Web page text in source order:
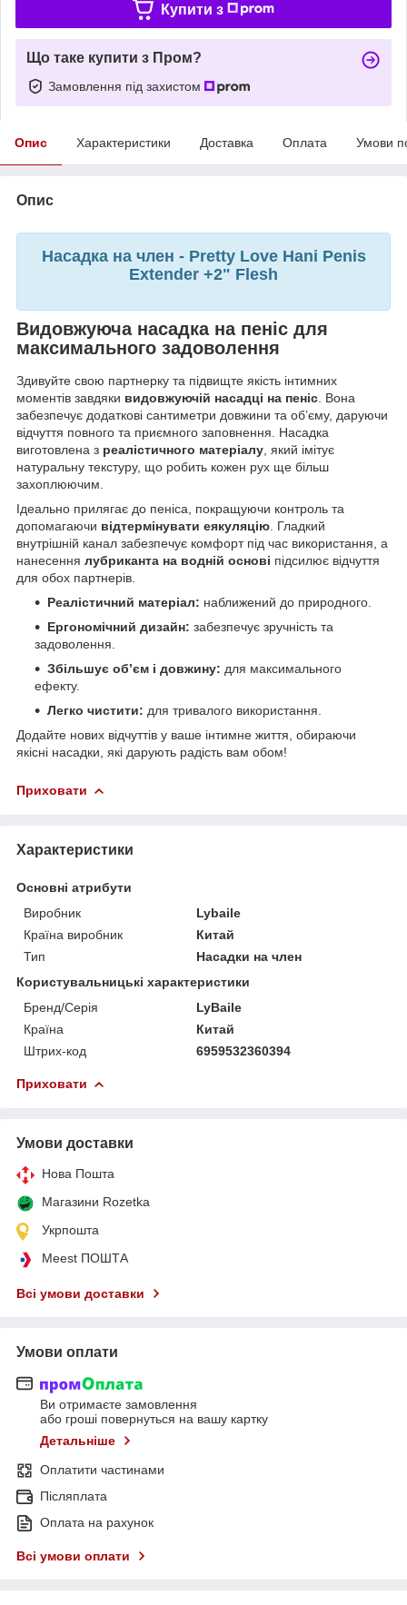
Купити з
Що таке купити з Пром?
Замовлення під захистом
Опис Характеристики Доставка Оплата Умови
Опис
Насадка на член - Pretty Love Hani Penis
Extender +2" Flesh
Видовжуюча насадка на пеніс для
максимального задоволення
Здивуйте свою партнерку та підвищте якість інтимних
моментів завдяки видовжуючій насадці на пеніс . Вона
забезпечує додаткові сантиметри довжини та об’єму, даруючи
відчуття повного та приємного заповнення. Насадка
виготовлена з реалістичного матеріалу , який імітує
натуральну текстуру, що робить кожен рух ще більш
захоплюючим.
Ідеально прилягає до пеніса, покращуючи контроль та
допомагаючи відтермінувати еякуляцію . Гладкий
внутрішній канал забезпечує комфорт під час використання, а
нанесення лубриканта на водній основі підсилює відчуття
для обох партнерів.
Реалістичний матеріал: наближений до природного.
Ергономічний дизайн: забезпечує зручність та
задоволення.
Збільшує об’єм і довжину: для максимального
ефекту.
Легко чистити: для тривалого використання.
Додайте нових відчуттів у ваше інтимне життя, обираючи
якісні насадки, які дарують радість вам обом!
Приховати
Характеристики
Основні атрибути
Виробник
Lybaile
Країна виробник
Китай
Тип
Насадки на член
Користувальницькі характеристики
Бренд/Серія
LyBaile
Країна
Китай
Штрих-код
6959532360394
Приховати
Умови доставки
Нова Пошта
Магазини Rozetka
Укрпошта
Meest ПОШТА
Всі умови доставки
Умови оплати
Ви отримаєте замовлення
або гроші повернуться на вашу картку
Детальніше
Оплатити частинами
Післяплата
Оплата на рахунок
Всі умови оплати